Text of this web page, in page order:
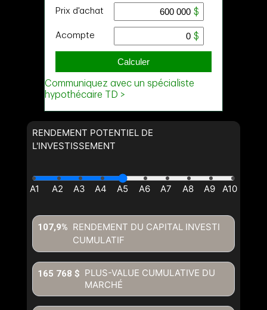
RENDEMENT POTENTIEL DE
L'INVESTISSEMENT
RENDEMENT DU CAPITAL INVESTI
CUMULATIF
107,9%
PLUS-VALUE CUMULATIVE DU
MARCHÉ
165 768 $